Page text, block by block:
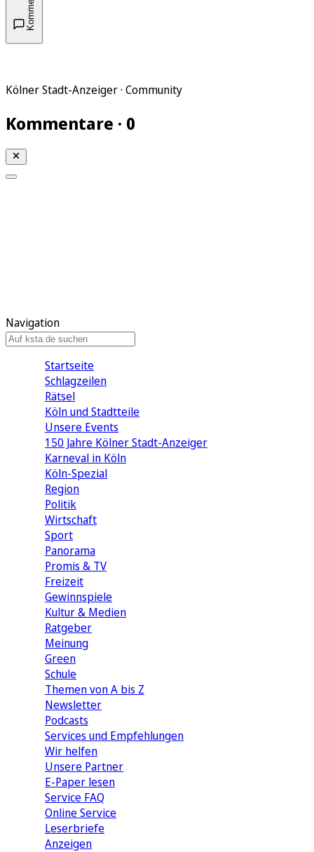
Kölner Stadt-Anzeiger · Community
Kommentare · 0
Navigation
Startseite
Schlagzeilen
Rätsel
Köln und Stadtteile
Unsere Events
150 Jahre Kölner Stadt-Anzeiger
Karneval in Köln
Köln-Spezial
Region
Politik
Wirtschaft
Sport
Panorama
Promis & TV
Freizeit
Gewinnspiele
Kultur & Medien
Ratgeber
Meinung
Green
Schule
Themen von A bis Z
Newsletter
Podcasts
Services und Empfehlungen
Wir helfen
Unsere Partner
E-Paper lesen
Service FAQ
Online Service
Leserbriefe
Anzeigen